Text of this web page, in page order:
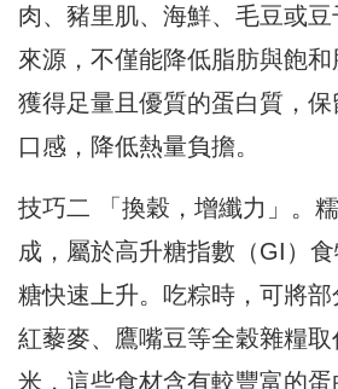
肉、豬里肌、海鮮、毛豆或
來源，不僅能降低脂肪與飽
獲得足量且優質的蛋白質，
口感，降低熱量負擔。
技巧二 「換穀，增纖力」。
成，屬於高升糖指數（GI）
糖快速上升。吃粽時，可將部
紅藜麥、鷹嘴豆等全穀雜糧
米，這些食材含有較豐富的